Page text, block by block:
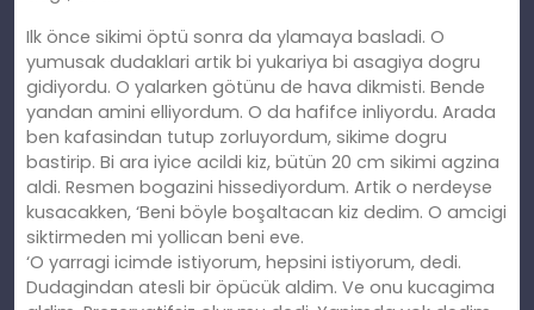
Ilk önce sikimi öptü sonra da ylamaya basladi. O
yumusak dudaklari artik bi yukariya bi asagiya dogru
gidiyordu. O yalarken götünu de hava dikmisti. Bende
yandan amini elliyordum. O da hafifce inliyordu. Arada
ben kafasindan tutup zorluyordum, sikime dogru
bastirip. Bi ara iyice acildi kiz, bütün 20 cm sikimi agzina
aldi. Resmen bogazini hissediyordum. Artik o nerdeyse
kusacakken, ‘Beni böyle boşaltacan kiz dedim. O amcigi
siktirmeden mi yollican beni eve.
‘O yarragi icimde istiyorum, hepsini istiyorum, dedi.
Dudagindan atesli bir öpücük aldim. Ve onu kucagima